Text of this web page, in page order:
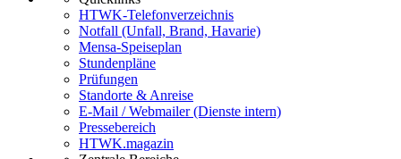
HTWK-Telefonverzeichnis
Notfall (Unfall, Brand, Havarie)
Mensa-Speiseplan
Stundenpläne
Prüfungen
Standorte & Anreise
E-Mail / Webmailer (Dienste intern)
Pressebereich
HTWK.magazin